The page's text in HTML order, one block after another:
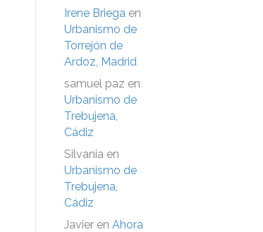
Irene Briega en
Urbanismo de
Torrejón de
Ardoz, Madrid
samuel paz en
Urbanismo de
Trebujena,
Cádiz
Silvania en
Urbanismo de
Trebujena,
Cádiz
Javier en Ahora